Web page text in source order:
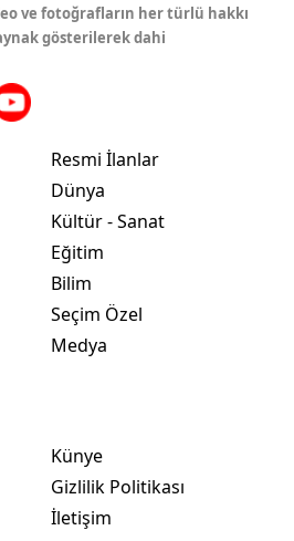
ve fotoğrafların her türlü hakkı
gösterilerek dahi
Resmi İlanlar
Dünya
Kültür - Sanat
Eğitim
Bilim
Seçim Özel
Medya
Künye
Gizlilik Politikası
İletişim